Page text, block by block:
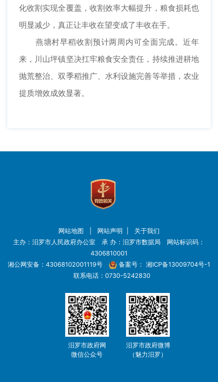
化收割实现全覆盖，收割效率大幅提升，粮食损耗也
明显减少，真正让丰收在望变成了丰收在手。
燕塘村早稻收割预计两周内可全面完成。近年
来，川山坪镇坚决扛牢粮食安全责任，持续推进耕地
抛荒整治、双季稻推广、水利设施完善等举措，农业
提质增效成效显著。
网站地图 网站声明
关于我们
主办：汨罗市人民政府办公室 承 办：汨罗市数据局 网站标识码：
4306810001
湘公网安备：43068102001119号
备案号： 湘ICP备13009704号-1
联系电话：0730-5242830
汨罗市政府网
微信公众号
汨罗市政府微博
（魅力汨罗）